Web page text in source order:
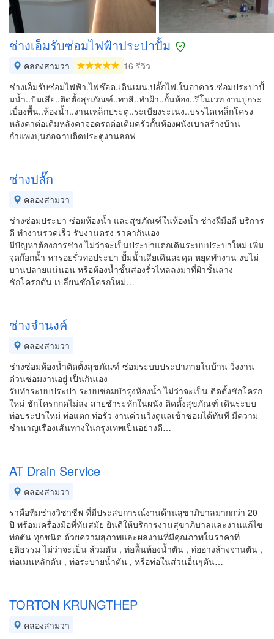
ช่างเอ็มรับซ่อมไฟฟ้าประปาปั้ม
คลองสามวา
16 รีวิว
ช่างเอ็มรับซ่อมไฟฟ้า.ไฟช๊อต.เดินเมน.ปลั๊กไฟ.ในอาคาร.ซ่อมประปาปั้
มน้ำ..ปัมเสีย..ติดตั้งสุขภัณฑ์..ทาสี..ทำฝ้า..กั้นห้อง..รีโนเวท งานปูกระ
เบื่องพื้น..ห้องน้ำ..งานเหล็กประตู..ระเบียงระเนง..บรรไดเหล็กโครง
หลังคาต่อเติมหลังคาจอดรถต่อเติมครัวกั้นห้องผนังเบาสร้างบ้าน
กำแพงปุนก่อฉาบติดประตูงานลอฟ
ช่างปลั๊ก
คลองสามวา
ช่างซ่อมประปา ซ่อมห้องน้ำ และสุขภัณฑ์ในห้องน้ำ ช่างฝีมือดี บริการ
ดี ทำงานรวดเร็ว รับงานตรง ราคากันเอง
มีปัญหาต้องการช่าง ไม่ว่าจะเป็นประปาแตกเดินระบบประปาใหม่ เพิ่ม
จุดก๊อกน้ำ หารอยรั่วท่อประปา ปั้มน้ำเสียเดินสะดุด หยุดทำงาน งบไม่
บานปลายแน่นอน หรือห้องน้ำชั้นสองรั่วไหลลงมาที่ฝ้าชั้นล่าง
ชักโครกตัน เปลี่ยนชักโครกใหม่…
ช่างจำนงค์
คลองสามวา
ช่างซ่อมห้องน้ำติดตั้งสุขภัณฑ์ ซ่อมระบบประปาภายในบ้าน วิ่งงาน
ด่วนซ่อมงานอยู่ เป็นกันเอง
รับทำระบบประปา ระบบซ่อมบำรุงห้องน้ำ ไม่ว่าจะเป็น ติดตั้งชักโครก
ใหม่ ชักโครกกดไม่ลง สายชำระหักในผนัง ติดตั้งสุขภัณฑ์ เดินระบบ
ท่อประปาใหม่ ท่อแตก ท่อรั่ว งานด่วนวิ่งดูแลเข้าซ่อมได้ทันที มีความ
ชำนาญเรื่องเส้นทางในกรุงเทพเป็นอย่างดี…
AT Drain Service
คลองสามวา
ราคือทีมช่างวิชาชีพ ที่มีประสบการณ์งานด้านสุขาภิบาลมากกว่า 20
ปี พร้อมเครื่องมือที่ทันสมัย ยินดีให้บริการงานสุขาภิบาลและงานแก้ไข
ท่อตัน ทุกชนิด ด้วยความสุภาพและผลงานที่มีคุณภาพในราคาที่
ยุติธรรม ไม่ว่าจะเป็น ส้วมตัน , ท่อพื้นห้องน้ำตัน , ท่ออ่างล้างจานตัน ,
ท่อเมนหลักตัน , ท่อระบายน้ำตัน , หรือท่อในส่วนอื่นๆตัน…
TORTON KRUNGTHEP
คลองสามวา